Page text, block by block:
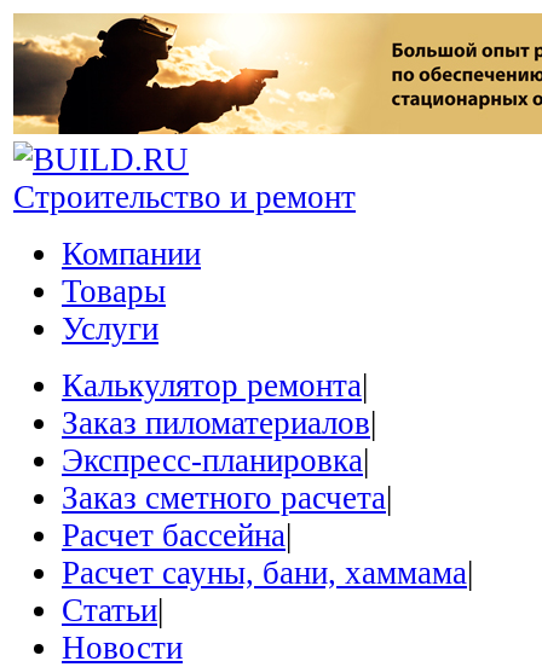
Строительство и ремонт
Компании
Товары
Услуги
Калькулятор ремонта|
Заказ пиломатериалов|
Экспресс-планировка|
Заказ сметного расчета|
Расчет бассейна|
Расчет сауны, бани, хаммама|
Статьи|
Новости